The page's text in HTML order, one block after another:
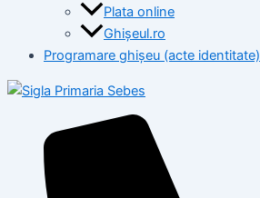
Plata online
Ghișeul.ro
Programare ghișeu (acte identitate)